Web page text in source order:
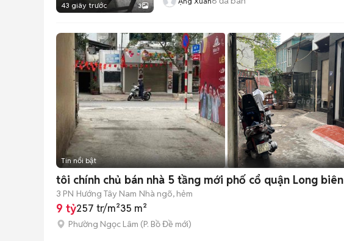
43 giây trước 3
Tin nổi bật
tôi chính chủ bán nhà 5 tầng mới phố cổ quận Long biên
3 PN Hướng Tây Nam Nhà ngõ, hẻm
9 tỷ257 tr/m²35 m²
Phường Ngọc Lâm (P. Bồ Đề mới)